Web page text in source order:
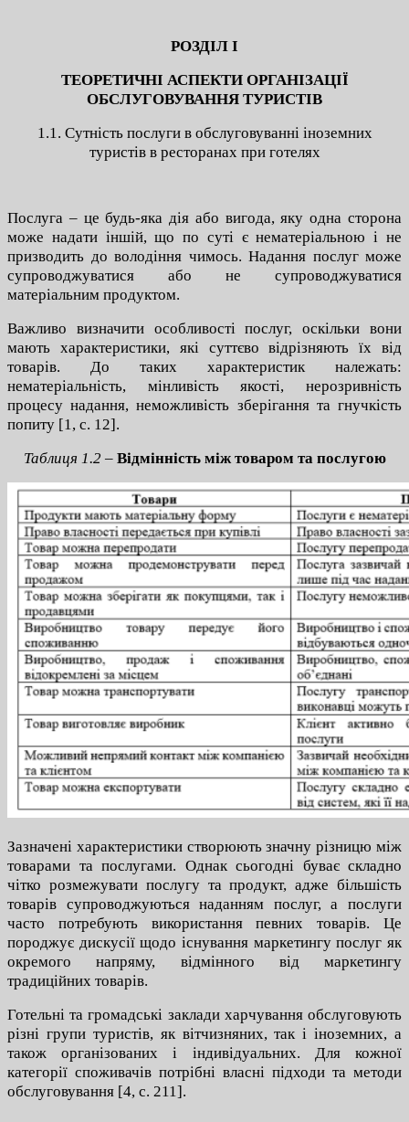
РОЗДІЛ І
ТЕОРЕТИЧНІ АСПЕКТИ ОРГАНІЗАЦІЇ
ОБСЛУГОВУВАННЯ ТУРИСТІВ
1.1. Сутність послуги в обслуговуванні іноземних
туристів в ресторанах при готелях
Послуга – це будь-яка дія або вигода, яку одна сторона
може надати іншій, що по суті є нематеріальною і не
призводить до володіння чимось. Надання послуг може
супроводжуватися або не супроводжуватися
матеріальним продуктом.
Важливо визначити особливості послуг, оскільки вони
мають характеристики, які суттєво відрізняють їх від
товарів. До таких характеристик належать:
нематеріальність, мінливість якості, нерозривність
процесу надання, неможливість зберігання та гнучкість
попиту [1, с. 12].
Таблиця 1.2 – Відмінність між товаром та послугою
Зазначені характеристики створюють значну різницю між
товарами та послугами. Однак сьогодні буває складно
чітко розмежувати послугу та продукт, адже більшість
товарів супроводжуються наданням послуг, а послуги
часто потребують використання певних товарів. Це
породжує дискусії щодо існування маркетингу послуг як
окремого напряму, відмінного від маркетингу
традиційних товарів.
Готельні та громадські заклади харчування обслуговують
різні групи туристів, як вітчизняних, так і іноземних, а
також організованих і індивідуальних. Для кожної
категорії споживачів потрібні власні підходи та методи
обслуговування [4, с. 211].